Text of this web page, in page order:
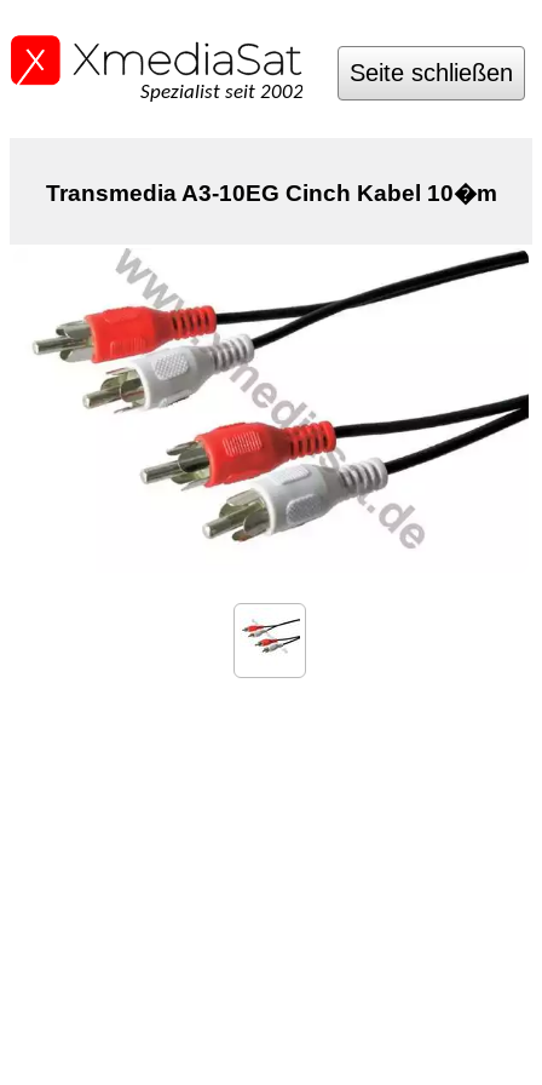
Spezialist seit 2002
Seite schließen
Transmedia A3-10EG Cinch Kabel 10�m